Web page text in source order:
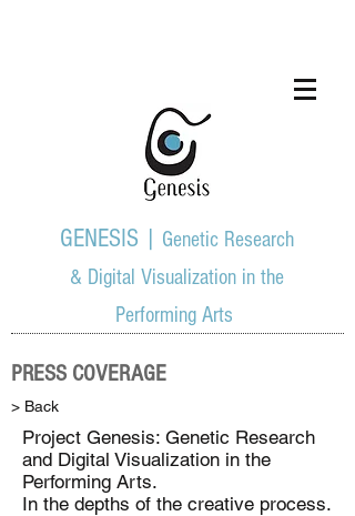
GENESIS | Genetic Research
& Digital Visualization in the
Performing Arts
PRESS COVERAGE
> Back
Project Genesis: Genetic Research
and Digital Visualization in the
Performing Arts.
In the depths of the creative process.